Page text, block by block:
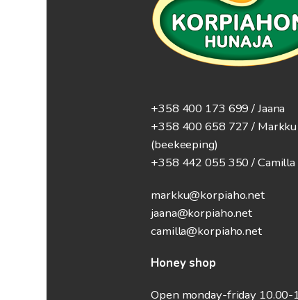
+358 400 173 699 / Jaana
+358 400 658 727 / Markku
(beekeeping)
+358 442 055 350 / Camilla
markku@korpiaho.net
jaana@korpiaho.net
camilla@korpiaho.net
Honey shop
Open monday-friday 10.00-